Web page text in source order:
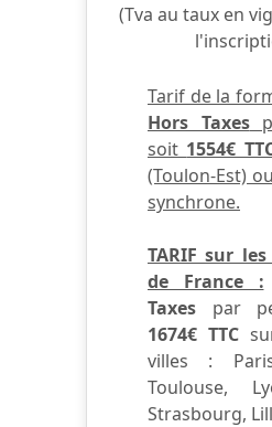
(Tva au taux en
Tarif de la
Hors Taxes
soit 1554€
(Toulon-Est)
synchrone.
TARIF sur
de France :
Taxes par
1674€ TTC
villes :
Toulouse,
Strasbourg,